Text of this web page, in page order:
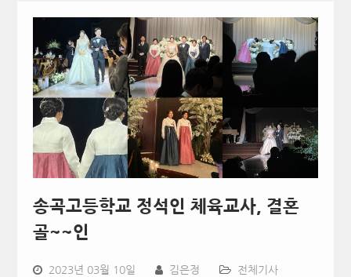
송곡고등학교 정석인 체육교사, 결혼
골~~인
2023년 03월 10일 김은정 전체기사